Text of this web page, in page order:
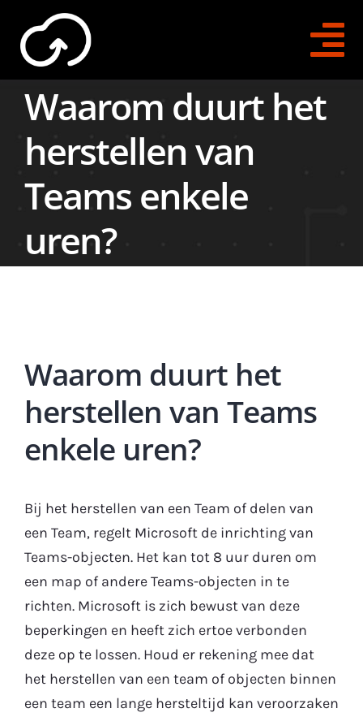
content
Direct Contact
O365 Backups
O365 Archiving
Trial Aanvragen
Waarom duurt het
herstellen van
Teams enkele
uren?
Waarom duurt het
herstellen van Teams
enkele uren?
Bij het herstellen van een Team of delen van
een Team, regelt Microsoft de inrichting van
Teams-objecten. Het kan tot 8 uur duren om
een ​​map of andere Teams-objecten in te
richten. Microsoft is zich bewust van deze
beperkingen en heeft zich ertoe verbonden
deze op te lossen. Houd er rekening mee dat
het herstellen van een team of objecten binnen
een team een ​​lange hersteltijd kan veroorzaken